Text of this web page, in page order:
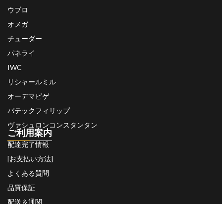
ウブロ
オメガ
チューダー
パネライ
IWC
リシャールミル
オーデマピゲ
パテックフィリップ
ヴァシュロンコンスタンタン
ご利用案内
配達完了情報
[お支払い方法]
よくある質問
品質保証
配送＆通関